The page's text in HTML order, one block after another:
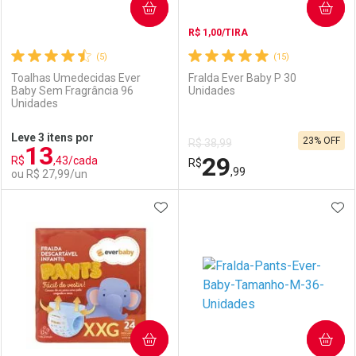
Comprar sem Desconto
Por R$ 18,99/cada
Comprar sem Desconto
Por R$ 18,99/cada
Comprar sem Desconto
Por R$ 36,11/cada
Comprar sem Desconto
Por R$ 36,11/cada
(5)
Toalhas Umedecidas Ever
Baby Sem Fragrância 96
Unidades
Leve 3 itens por
R$13,43/cada
ou R$ 27,99/un
COMPRAR
Laboratório
Por Menos
(15)
R$ 1,00/TIRA
Fralda Ever Baby P 30
Unidades
R$ 38,99
R$29,99
23% OFF
COMPRAR
Laboratório
Por Menos
ADICIONAR AOS FAVORITOS
COMPRAR COMPRAR